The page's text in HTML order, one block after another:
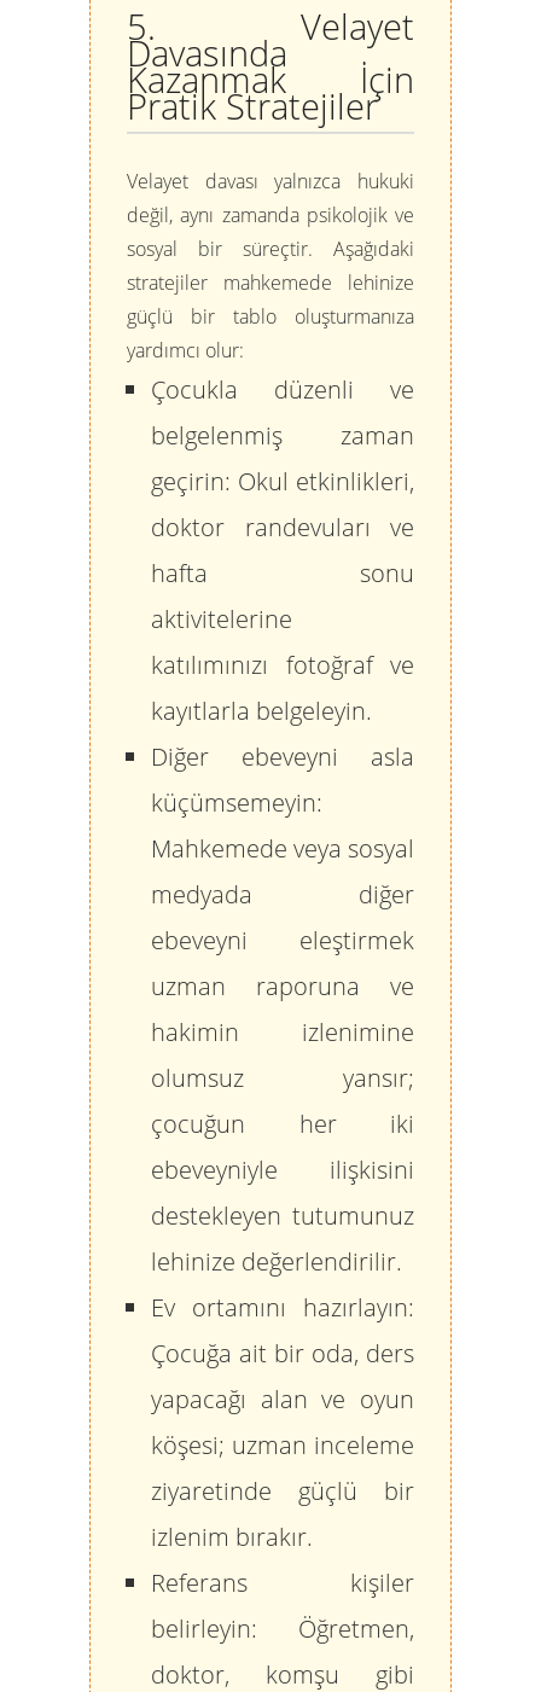
5. Velayet
Davasında
Kazanmak İçin
Pratik Stratejiler
Velayet davası yalnızca hukuki
değil, aynı zamanda psikolojik ve
sosyal bir süreçtir. Aşağıdaki
stratejiler mahkemede lehinize
güçlü bir tablo oluşturmanıza
yardımcı olur:
Çocukla düzenli ve
belgelenmiş zaman
geçirin: Okul etkinlikleri,
doktor randevuları ve
hafta sonu
aktivitelerine
katılımınızı fotoğraf ve
kayıtlarla belgeleyin.
Diğer ebeveyni asla
küçümsemeyin:
Mahkemede veya sosyal
medyada diğer
ebeveyni eleştirmek
uzman raporuna ve
hakimin izlenimine
olumsuz yansır;
çocuğun her iki
ebeveyniyle ilişkisini
destekleyen tutumunuz
lehinize değerlendirilir.
Ev ortamını hazırlayın:
Çocuğa ait bir oda, ders
yapacağı alan ve oyun
köşesi; uzman inceleme
ziyaretinde güçlü bir
izlenim bırakır.
Referans kişiler
belirleyin: Öğretmen,
doktor, komşu gibi